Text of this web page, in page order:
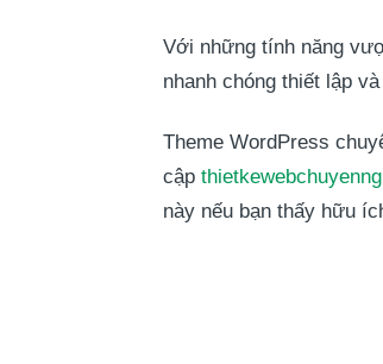
Với những tính năng
nhanh chóng thiết lập
Theme WordPress
cập
này nếu bạn thấy hữu